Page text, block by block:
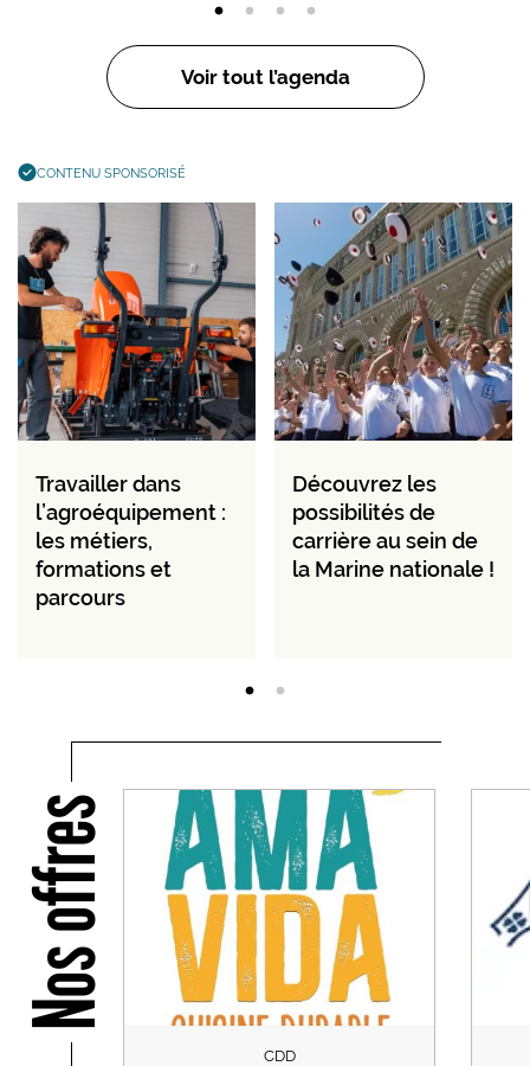
Voir tout l’agenda
CONTENU SPONSORISÉ
Travailler dans
l’agroéquipement :
les métiers,
formations et
parcours
Découvrez les
possibilités de
carrière au sein de
la Marine nationale !
Nos offres
CDD